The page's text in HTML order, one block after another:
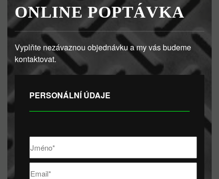
ONLINE POPTÁVKA
Vyplňte nezávaznou objednávku a my vás budeme
kontaktovat.
PERSONÁLNÍ ÚDAJE